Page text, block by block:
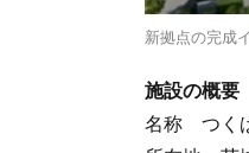
新拠点の完成
施設の概要
名称 つく